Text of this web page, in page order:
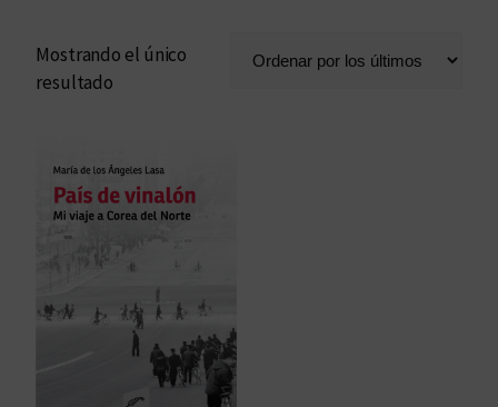
Mostrando el único
resultado